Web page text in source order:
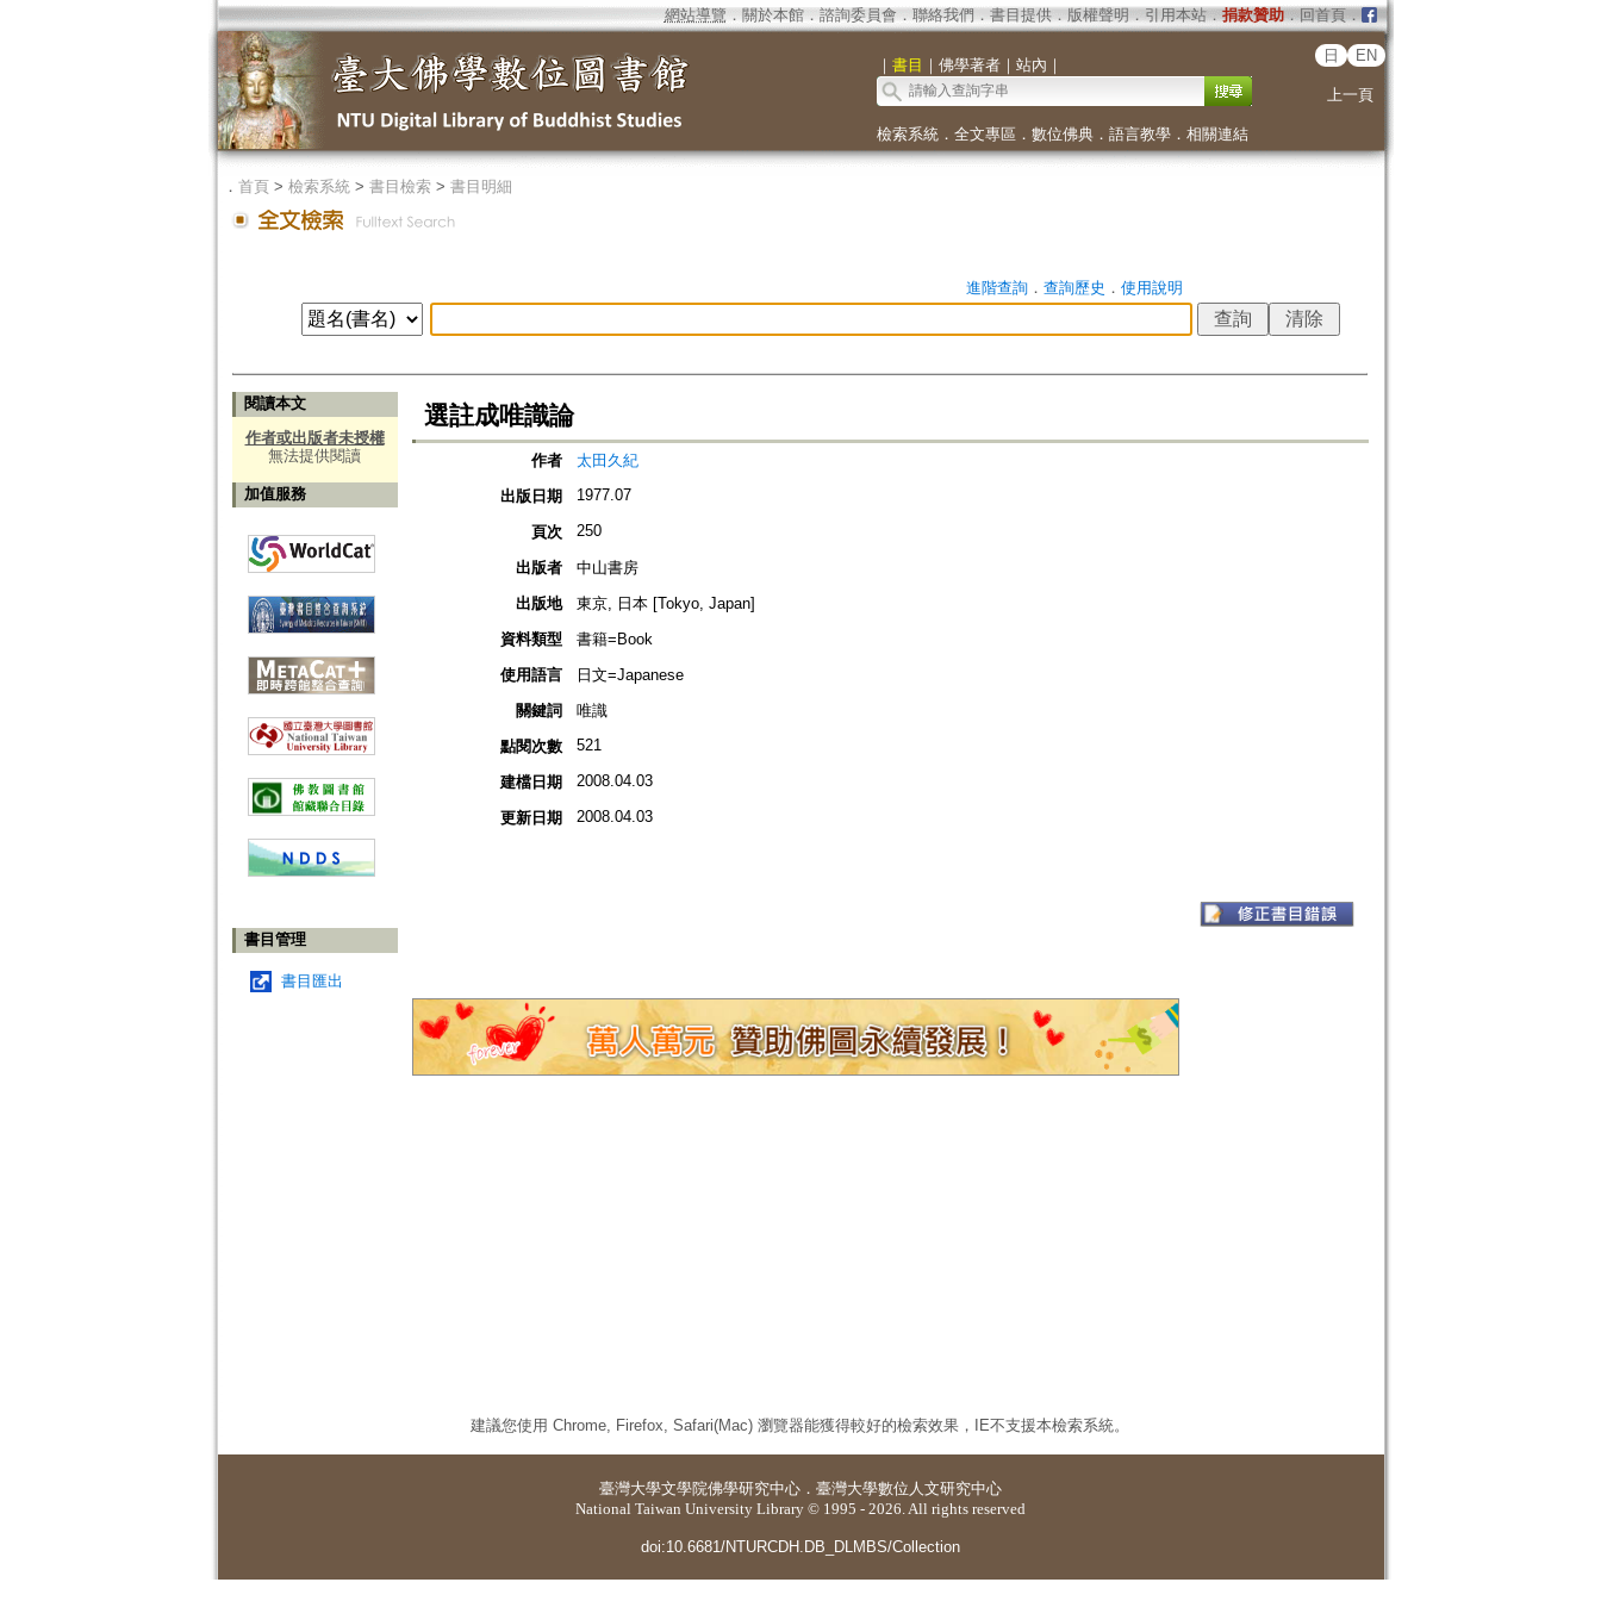
網站導覽 ． 關於本館． 諮詢委員會． 聯絡我們 ． 書目提供． 版權聲明 ． 引用本站． 捐款贊助．回首頁．
｜ 書目 ｜ 佛學著者｜ 站內 ｜
日 EN
上一頁
檢索系統． 全文專區 ． 數位佛典． 語言教學． 相關連結
． 首頁> 檢索系統> 書目檢索> 書目明細
進階查詢． 查詢歷史 ． 使用說明
閱讀本文
作者或出版者未授權
無法提供閱讀
加值服務
書目管理
書目匯出
選註成唯識論
作者
太田久紀
出版日期
1977.07
頁次 250
出版者
中山書房
出版地
東京, 日本 [Tokyo, Japan]
資料類型
書籍=Book
使用語言
日文=Japanese
關鍵詞
唯識
點閱次數
521
建檔日期 2008.04.03
更新日期 2008.04.03
建議您使用 Chrome, Firefox, Safari(Mac) 瀏覽器能獲得較好的檢索效果，IE不支援本檢索系統。
臺灣大學文學院佛學研究中心 ． 臺灣大學數位人文研究中心
National Taiwan University Library © 1995 - 2026. All rights reserved
doi:10.6681/NTURCDH.DB_DLMBS/Collection